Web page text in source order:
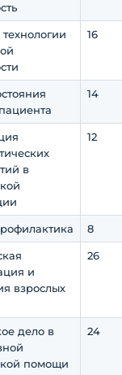
16
14
в
12
8
и
взрослых
26
дело в
помощи
24